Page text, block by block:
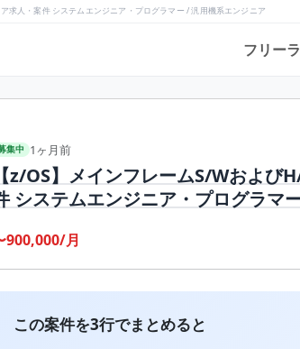
求人・案件 システムエンジニア・プログラマー / 汎用機系エンジニア
フリー
集中 1ヶ月前
【z/OS】メインフレームS/Wおよび
システムエンジニア・プログラマ
900,000/月
この案件を3行でまとめると